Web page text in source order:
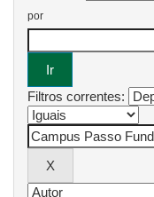
por
Filtros correntes: